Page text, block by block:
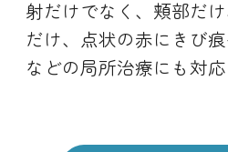
射だけでなく、頬部だ
だけ、点状の赤にきび
などの局所治療にも対応